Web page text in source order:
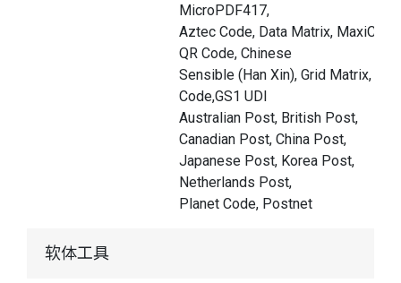
MicroPDF417,
Aztec Code, Data Matrix,
QR Code, Chinese
Sensible (Han Xin), Grid Matrix, Dot
Code,GS1 UDI
Australian Post, British Post,
Canadian Post, China Post,
Japanese Post, Korea Post,
Netherlands Post,
Planet Code, Postnet
软体工具